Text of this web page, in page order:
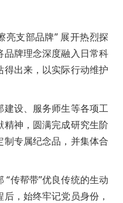
亮支部品牌” 展开热烈探
牌理念深度融入日常科
出来，以实际行动维护
设、服务师生等各项工
神，圆满完成研究生阶
专属纪念品，并集体合
传帮带”优良传统的生动
，始终牢记党员身份，